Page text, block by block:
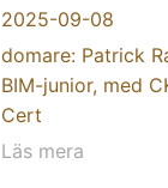
2025-09-08
domare: Patrick
BIM-junior, med
Cert
Läs mera